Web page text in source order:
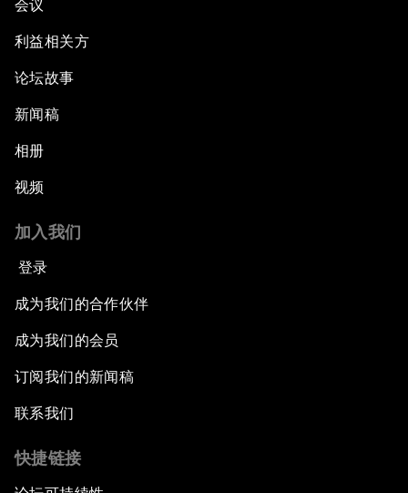
会议
利益相关方
论坛故事
新闻稿
相册
视频
加入我们
登录
成为我们的合作伙伴
成为我们的会员
订阅我们的新闻稿
联系我们
快捷链接